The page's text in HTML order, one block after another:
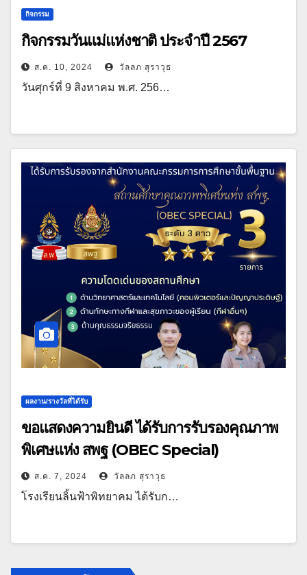
กิจกรรม
กิจกรรมวันแม่แห่งชาติ ประจำปี 2567
ส.ค. 10, 2024 วัลลภ สุราวุธ
วันศุกร์ที่ 9 สิงหาคม พ.ศ. 256…
ผลงาน/รางวัลที่ได้รับ
ขอแสดงความยินดี ได้รับการรับรองคุณภาพ
พิเศษแห่ง สพฐ (OBEC Special)
ส.ค. 7, 2024 วัลลภ สุราวุธ
โรงเรียนลิ้นฟ้าพิทยาคม ได้รับก…